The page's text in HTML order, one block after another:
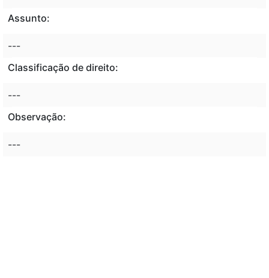
Assunto:
---
Classificação de direito:
---
Observação:
---